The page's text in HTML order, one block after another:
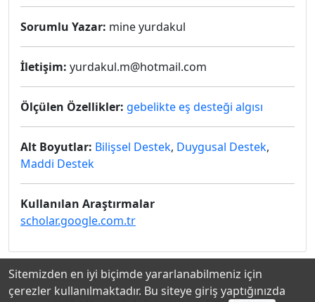
Sorumlu Yazar: mine yurdakul
İletişim: yurdakul.m@hotmail.com
Ölçülen Özellikler: gebelikte eş desteği algısı
Alt Boyutlar: Bilişsel Destek, Duygusal Destek,
Maddi Destek
Kullanılan Araştırmalar
scholar.google.com.tr
Sitemizden en iyi biçimde yararlanabilmeniz için
çerezler kullanılmaktadır. Bu siteye giriş yaptığınızda